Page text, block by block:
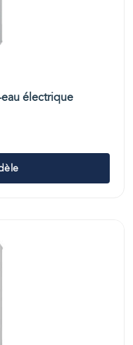
électrique